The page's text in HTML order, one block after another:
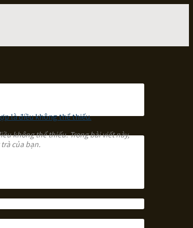
không thể thiếu. Trong bài viết này,
của bạn.